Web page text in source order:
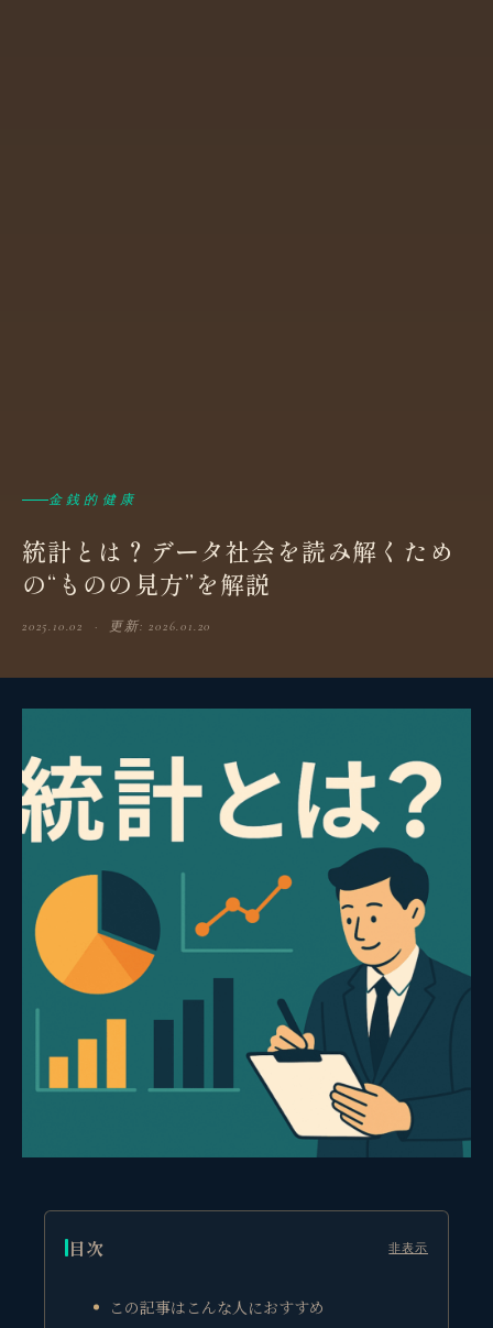
金銭的健康
統計とは？データ社会を読み解くため
の“ものの見方”を解説
2025.10.02 · 更新: 2026.01.20
目次 非表示
この記事はこんな人におすすめ